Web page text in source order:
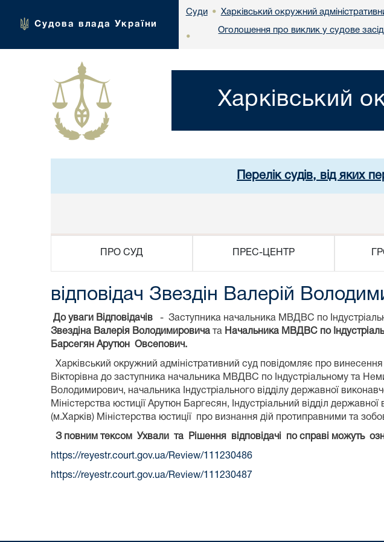
Судова влада України
Суди • Харківський окружний
•
Оголошення про виклик у судове
Харківський
Перелік судів, від яких
ПРО СУД ПРЕС-ЦЕНТР
відповідач Звездін Валерій
До уваги Відповідачів - Заступника начальника МВДВС по
Звездіна Валерія Володимировича та Начальника МВДВС по
Барсегян Арутюн Овсепович.
Харківський окружний адміністративний суд повідомляє про
Вікторівна до заступника начальника МВДВС по Індустріальному та
Володимирович, начальника Індустріального відділу державної
Міністерства юстиції Арутюн Баргесян, Індустріальний відділ
(м.Харків) Міністерства юстиції про визнання дій протиправними та
З повним тексом Ухвали та Рішення відповідачі по справі можуть
https://reyestr.court.gov.ua/Review/111230486
https://reyestr.court.gov.ua/Review/111230487